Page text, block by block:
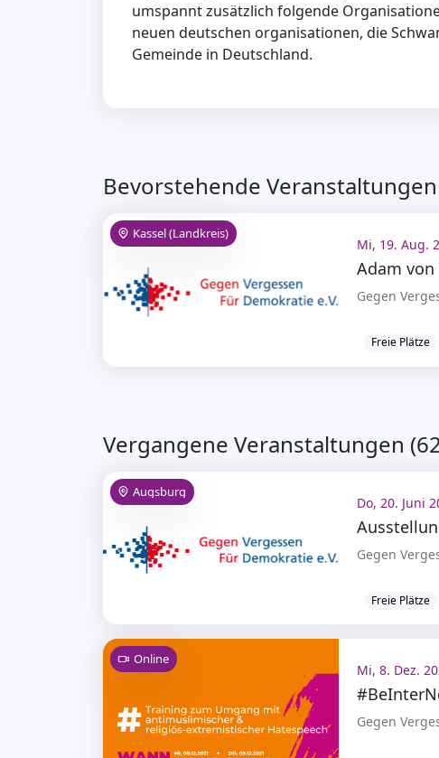
umspannt zusätzlich folgende
neuen deutschen organisationen, die
Gemeinde in Deutschland.
Bevorstehende
Kassel (Landkreis)
Mi, 19. Aug.
Gegen
Freie Plätze
Vergangene Veranstaltungen
Augsburg
Do, 20. Juni
Gegen
Freie Plätze
Online
Mi, 8. Dez.
Gegen